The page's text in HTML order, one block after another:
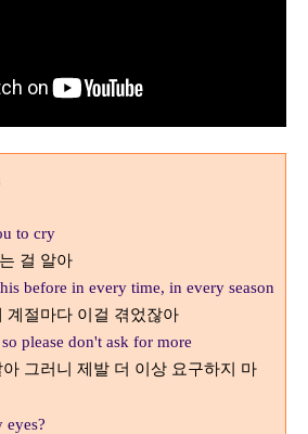
to cry
걸 알아
before in every time, in every season
계절마다 이걸 겪었잖아
please don't ask for more
그러니 제발 더 이상 요구하지 마
eyes?